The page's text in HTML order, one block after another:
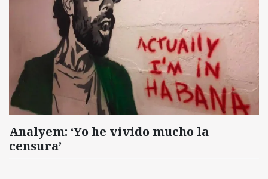
Analyem: ‘Yo he vivido mucho la
censura’